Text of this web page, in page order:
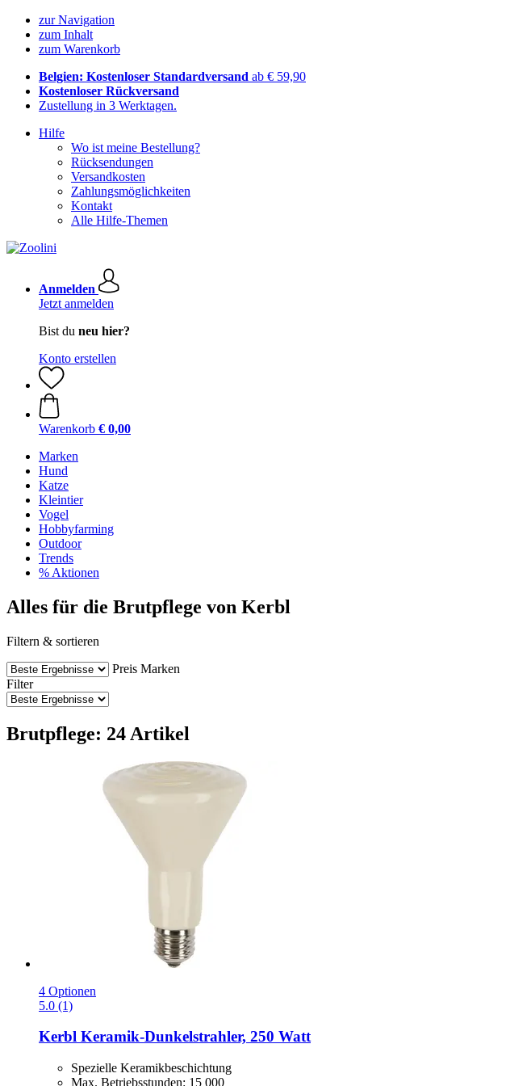
zur Navigation
zum Inhalt
zum Warenkorb
Belgien: Kostenloser Standardversand ab € 59,90
Kostenloser Rückversand
Zustellung in 3 Werktagen.
Hilfe
Wo ist meine Bestellung?
Rücksendungen
Versandkosten
Zahlungsmöglichkeiten
Kontakt
Alle Hilfe-Themen
Anmelden
Jetzt anmelden
Bist du neu hier?
Konto erstellen
Warenkorb € 0,00
Marken
Hund
Katze
Kleintier
Vogel
Hobbyfarming
Outdoor
Trends
% Aktionen
Alles für die Brutpflege von Kerbl
Filtern & sortieren
Preis Marken
Filter
Brutpflege: 24 Artikel
4 Optionen
5.0 (1)
Kerbl Keramik-​Dunkelstrahler, 250 Watt
Spezielle Keramikbeschichtung
Max. Betriebsstunden: 15 000